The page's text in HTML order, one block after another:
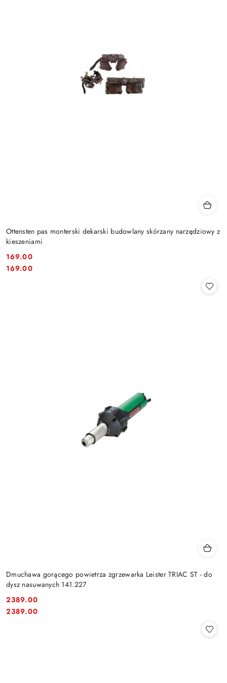
Ottensten pas monterski dekarski budowlany skórzany narzędziowy z
kieszeniami
Cena:
169.00
Cena:
169.00
Dmuchawa gorącego powietrza zgrzewarka Leister TRIAC ST - do
dysz nasuwanych 141.227
Cena:
2389.00
Cena:
2389.00